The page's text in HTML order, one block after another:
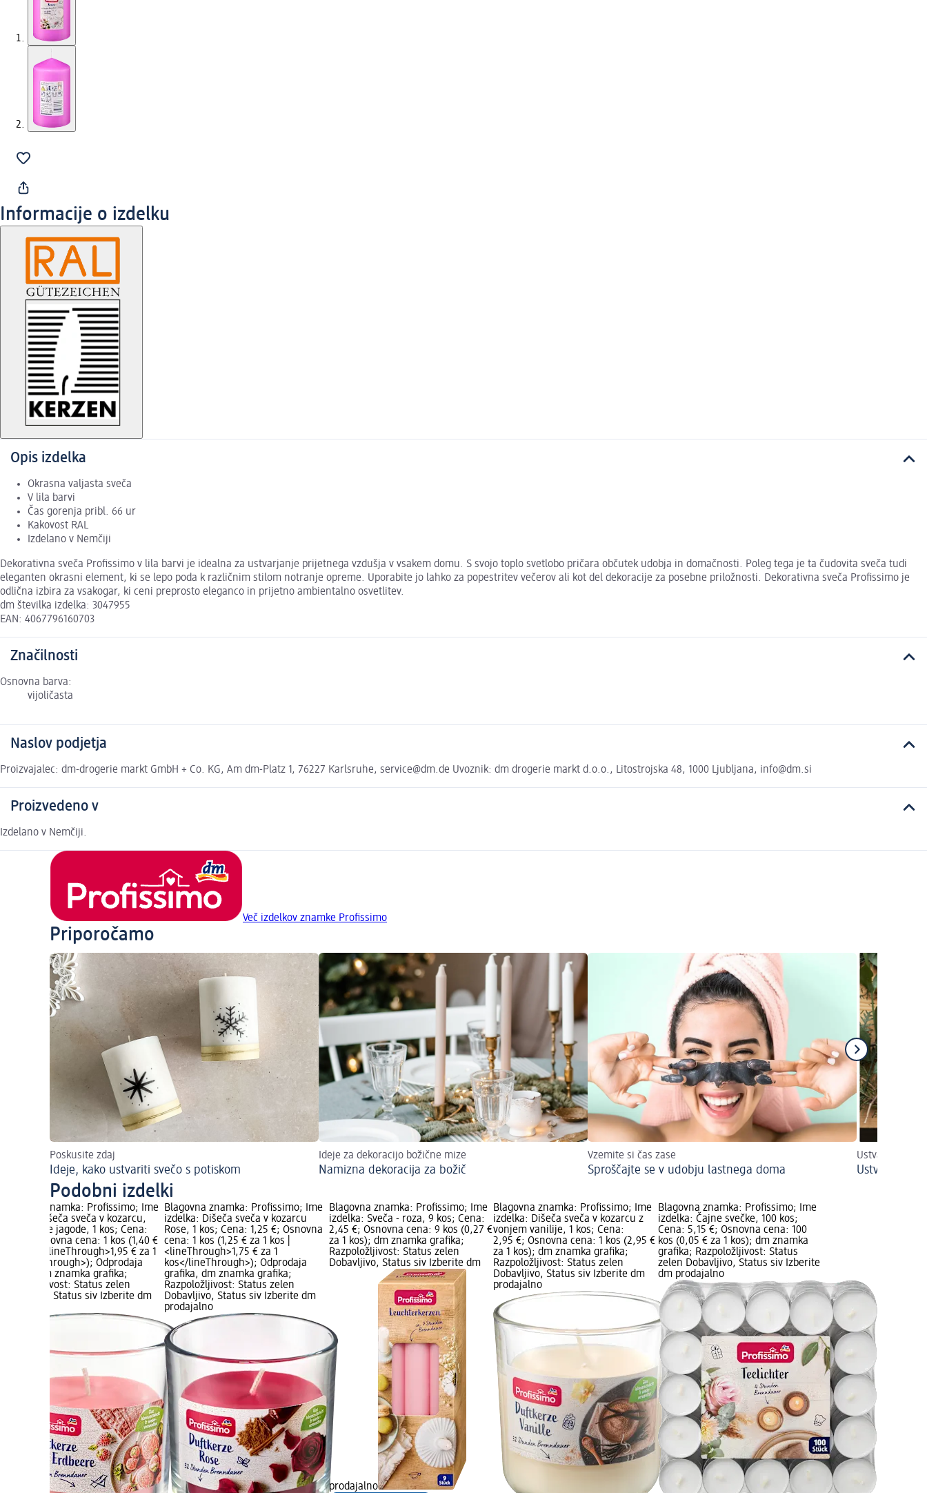
Informacije o izdelku
Opis izdelka
Okrasna valjasta sveča
V lila barvi
Čas gorenja pribl. 66 ur
Kakovost RAL
Izdelano v Nemčiji
Dekorativna sveča Profissimo v lila barvi je idealna za ustvarjanje prijetnega vzdušja v vsakem domu. S svojo toplo svetlobo pričara občutek udobja in domačnosti. Poleg tega je ta čudovita sveča tudi
eleganten okrasni element, ki se lepo poda k različnim stilom notranje opreme. Uporabite jo lahko za popestritev večerov ali kot del dekoracije za posebne priložnosti. Dekorativna sveča Profissimo je
odlična izbira za vsakogar, ki ceni preprosto eleganco in prijetno ambientalno osvetlitev.
dm številka izdelka: 3047955
EAN: 4067796160703
Značilnosti
Osnovna barva:
vijoličasta
Naslov podjetja
Proizvajalec: dm-drogerie markt GmbH + Co. KG, Am dm-Platz 1, 76227 Karlsruhe, service@dm.de Uvoznik: dm drogerie markt d.o.o., Litostrojska 48, 1000 Ljubljana, info@dm.si
Proizvedeno v
Izdelano v Nemčiji.
Več izdelkov znamke Profissimo
Priporočamo
Poskusite zdaj
Ideje, kako ustvariti svečo s potiskom
Ideje za dekoracijo božične mize
Namizna dekoracija za božič
Vzemite si čas zase
Sproščajte se v udobju lastnega doma
Ustvarite
Ustvarite
Podobni izdelki
Blagovna znamka: Profissimo; Ime
izdelka: Dišeča sveča v kozarcu,
vonj ledene jagode, 1 kos; Cena:
1,40 €; Osnovna cena: 1 kos (1,40 €
za 1 kos | <lineThrough>1,95 € za 1
kos</lineThrough>); Odprodaja
grafika, dm znamka grafika;
Razpoložljivost: Status zelen
Dobavljivo, Status siv Izberite dm
Blagovna znamka: Profissimo; Ime
izdelka: Dišeča sveča v kozarcu
Rose, 1 kos; Cena: 1,25 €; Osnovna
cena: 1 kos (1,25 € za 1 kos |
<lineThrough>1,75 € za 1
kos</lineThrough>); Odprodaja
grafika, dm znamka grafika;
Razpoložljivost: Status zelen
Dobavljivo, Status siv Izberite dm
prodajalno
Blagovna znamka: Profissimo; Ime
izdelka: Sveča - roza, 9 kos; Cena:
2,45 €; Osnovna cena: 9 kos (0,27 €
za 1 kos); dm znamka grafika;
Razpoložljivost: Status zelen
Dobavljivo, Status siv Izberite dm
prodajalno
Blagovna znamka: Profissimo; Ime
izdelka: Dišeča sveča v kozarcu z
vonjem vanilije, 1 kos; Cena:
2,95 €; Osnovna cena: 1 kos (2,95 €
za 1 kos); dm znamka grafika;
Razpoložljivost: Status zelen
Dobavljivo, Status siv Izberite dm
prodajalno
Blagovna znamka: Profissimo; Ime
izdelka: Čajne svečke, 100 kos;
Cena: 5,15 €; Osnovna cena: 100
kos (0,05 € za 1 kos); dm znamka
grafika; Razpoložljivost: Status
zelen Dobavljivo, Status siv Izberite
dm prodajalno